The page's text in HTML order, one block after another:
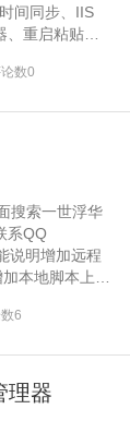
间同步、IIS
、重启粘贴
面安装/配置/
测试
数0
搜索一世浮华
系QQ
说明增加远程
本地脚本上传
要配合服务器
6
理器